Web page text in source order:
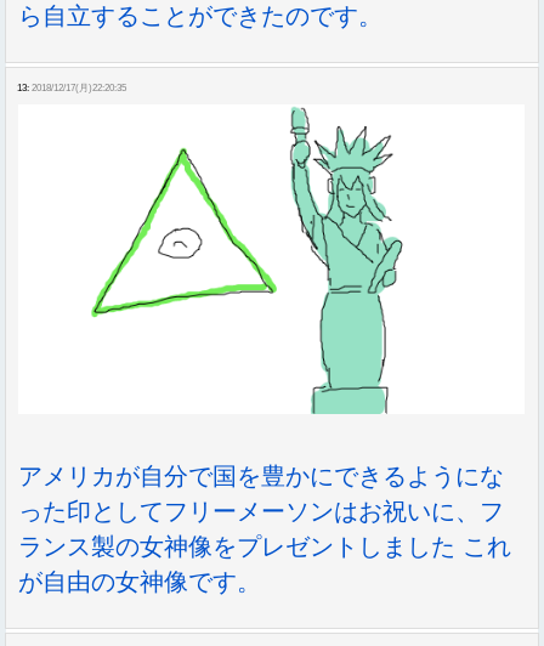
ら自立することができたのです。
13: 2018/12/17(月)22:20:35
アメリカが自分で国を豊かにできるようにな
った印としてフリーメーソンはお祝いに、フ
ランス製の女神像をプレゼントしました これ
が自由の女神像です。